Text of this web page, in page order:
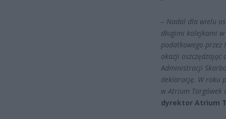
– Nadal dla wielu
długimi kolejkami
podatkowego przez
okazji oszczędzając
Administracji
deklarację. W roku
w Atrium Targówek
dyrektor Atrium